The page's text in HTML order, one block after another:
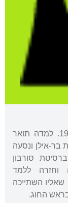
נולדה במכנאס, מרוקו, ועלתה לארץ ב-1962. למדה תואר
בר-אילן ונסעה
סורבון
וחזרה ללמד
שאליו השתייכה
החוג.